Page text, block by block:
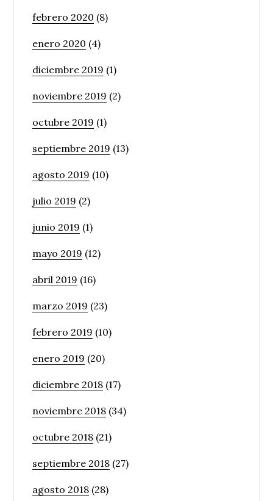
febrero 2020 (8)
enero 2020 (4)
diciembre 2019 (1)
noviembre 2019 (2)
octubre 2019 (1)
septiembre 2019 (13)
agosto 2019 (10)
julio 2019 (2)
junio 2019 (1)
mayo 2019 (12)
abril 2019 (16)
marzo 2019 (23)
febrero 2019 (10)
enero 2019 (20)
diciembre 2018 (17)
noviembre 2018 (34)
octubre 2018 (21)
septiembre 2018 (27)
agosto 2018 (28)